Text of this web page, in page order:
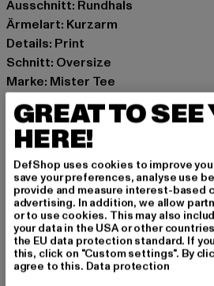
Ausschnitt: Rundhals
Ärmelart: Kurzarm
Details: Print
Schnitt: Oversize
Marke: Mister Tee
Kat.: Tall Tees
Farbe: gelb
Hersteller Farbe: palemoss
Materialzusammensetzung: 100%
Art.Nr: MT2876-04357
Hersteller: TB International
Dr.-Robert-Murjahn-Straße 7 |
DE
GREAT TO SEE
HERE!
DefShop uses cookies to improve
save your preferences, analyse use
provide and measure interest-based
advertising. In addition, we allow
or to use cookies. This may also
your data in the USA or other
the EU data protection standard. If
this, click on "Custom settings". By
agree to this. Data protection